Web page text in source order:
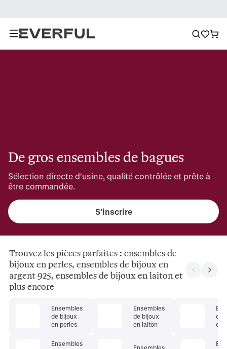
De gros ensembles de bagues
Sélection directe d'usine, qualité contrôlée et prête à
être commandée.
S'inscrire
Trouvez les pièces parfaites : ensembles de
bijoux en perles, ensembles de bijoux en
argent 925, ensembles de bijoux en laiton et
plus encore
Ensembles
de bijoux
en perles
Ensembles
Ensembles
de bijoux
en laiton
Ensembles
de
en